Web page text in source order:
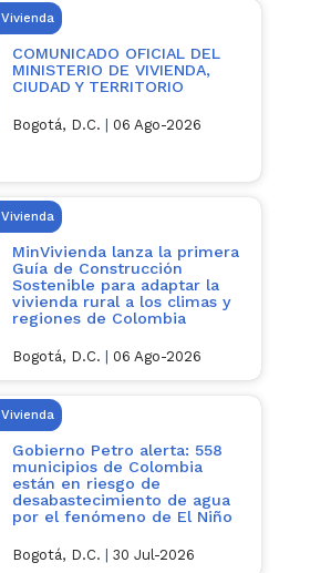
Vivienda
COMUNICADO OFICIAL DEL
MINISTERIO DE VIVIENDA,
CIUDAD Y TERRITORIO
Bogotá, D.C. 06 Ago-2026
Vivienda
MinVivienda lanza la primera
Guía de Construcción
Sostenible para adaptar la
vivienda rural a los climas y
regiones de Colombia
Bogotá, D.C. 06 Ago-2026
Vivienda
Gobierno Petro alerta: 558
municipios de Colombia
están en riesgo de
desabastecimiento de agua
por el fenómeno de El Niño
Bogotá, D.C. 30 Jul-2026